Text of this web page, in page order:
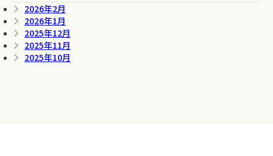
2026年2月
2026年1月
2025年12月
2025年11月
2025年10月